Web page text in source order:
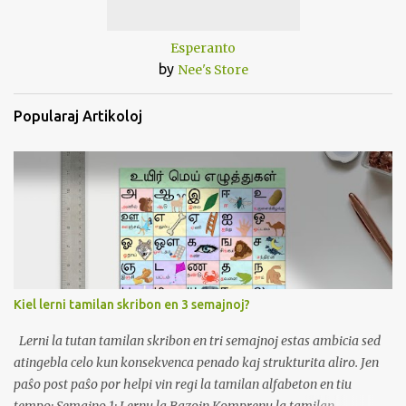
Esperanto
by Nee's Store
Popularaj Artikoloj
Kiel lerni tamilan skribon en 3 semajnoj?
Lerni la tutan tamilan skribon en tri semajnoj estas ambicia sed
atingebla celo kun konsekvenca penado kaj strukturita aliro. Jen
paŝo post paŝo por helpi vin regi la tamilan alfabeton en tiu